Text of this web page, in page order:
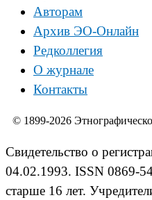
Авторам
Архив ЭО-Онлайн
Редколлегия
О журнале
Контакты
© 1899-2026
Свидетельство о
04.02.1993. ISSN 0869-
старше 16 лет.